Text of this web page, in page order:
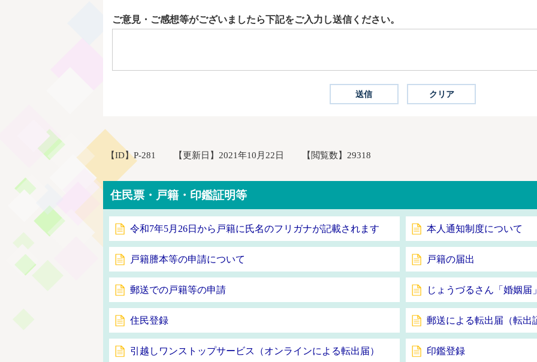
ご意見・ご感想等がございましたら下記をご入力し送信ください。
【ID】P-281 【更新日】 2021年10月22日 【閲覧数】 29318
住民票・戸籍・印鑑証明等
令和7年5月26日から戸籍に氏名のフリガナが記載されます 本人通知制度について
戸籍謄本等の申請について 戸籍の届出
郵送での戸籍等の申請 じょうづるさん「婚姻届
住民登録 郵送による転出届（転出
引越しワンストップサービス（オンラインによる転出届） 印鑑登録